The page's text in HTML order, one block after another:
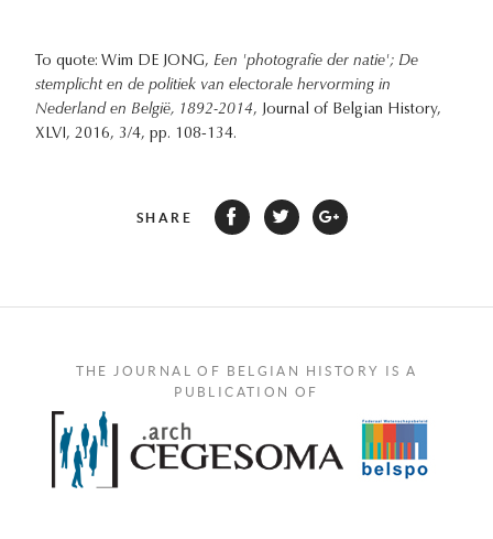
To quote: Wim DE JONG, Een 'photografie der natie'; De
stemplicht en de politiek van electorale hervorming in
Nederland en België, 1892-2014, Journal of Belgian History,
XLVI, 2016, 3/4, pp. 108-134.
SHARE
THE JOURNAL OF BELGIAN HISTORY IS A
PUBLICATION OF